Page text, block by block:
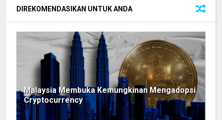
DIREKOMENDASIKAN UNTUK ANDA
Malaysia Membuka Kemungkinan Mengadopsi
Cryptocurrency